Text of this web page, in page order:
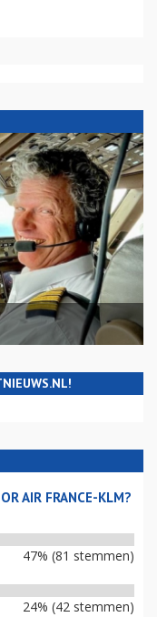
AIR FRANCE-KLM?
47% (81 stemmen)
24% (42 stemmen)